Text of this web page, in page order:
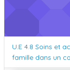
Nom du cours
U.E 4.8 Soins et
famille dans un